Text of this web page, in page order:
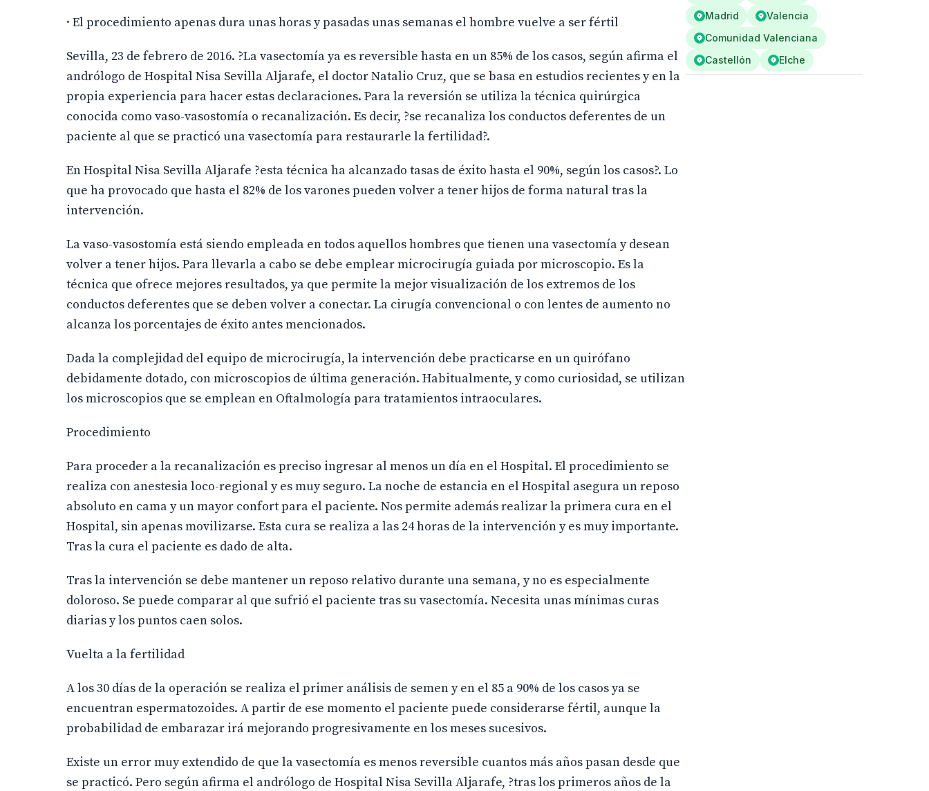
· El procedimiento apenas dura unas horas y pasadas unas semanas el hombre vuelve a ser fértil
Sevilla, 23 de febrero de 2016. ?La vasectomía ya es reversible hasta en un 85% de los casos, según afirma el
andrólogo de Hospital Nisa Sevilla Aljarafe, el doctor Natalio Cruz, que se basa en estudios recientes y en la
propia experiencia para hacer estas declaraciones. Para la reversión se utiliza la técnica quirúrgica
conocida como vaso-vasostomía o recanalización. Es decir, ?se recanaliza los conductos deferentes de un
paciente al que se practicó una vasectomía para restaurarle la fertilidad?.
En Hospital Nisa Sevilla Aljarafe ?esta técnica ha alcanzado tasas de éxito hasta el 90%, según los casos?. Lo
que ha provocado que hasta el 82% de los varones pueden volver a tener hijos de forma natural tras la
intervención.
La vaso-vasostomía está siendo empleada en todos aquellos hombres que tienen una vasectomía y desean
volver a tener hijos. Para llevarla a cabo se debe emplear microcirugía guiada por microscopio. Es la
técnica que ofrece mejores resultados, ya que permite la mejor visualización de los extremos de los
conductos deferentes que se deben volver a conectar. La cirugía convencional o con lentes de aumento no
alcanza los porcentajes de éxito antes mencionados.
Dada la complejidad del equipo de microcirugía, la intervención debe practicarse en un quirófano
debidamente dotado, con microscopios de última generación. Habitualmente, y como curiosidad, se utilizan
los microscopios que se emplean en Oftalmología para tratamientos intraoculares.
Procedimiento
Para proceder a la recanalización es preciso ingresar al menos un día en el Hospital. El procedimiento se
realiza con anestesia loco-regional y es muy seguro. La noche de estancia en el Hospital asegura un reposo
absoluto en cama y un mayor confort para el paciente. Nos permite además realizar la primera cura en el
Hospital, sin apenas movilizarse. Esta cura se realiza a las 24 horas de la intervención y es muy importante.
Tras la cura el paciente es dado de alta.
Tras la intervención se debe mantener un reposo relativo durante una semana, y no es especialmente
doloroso. Se puede comparar al que sufrió el paciente tras su vasectomía. Necesita unas mínimas curas
diarias y los puntos caen solos.
Vuelta a la fertilidad
A los 30 días de la operación se realiza el primer análisis de semen y en el 85 a 90% de los casos ya se
encuentran espermatozoides. A partir de ese momento el paciente puede considerarse fértil, aunque la
probabilidad de embarazar irá mejorando progresivamente en los meses sucesivos.
Existe un error muy extendido de que la vasectomía es menos reversible cuantos más años pasan desde que
se practicó. Pero según afirma el andrólogo de Hospital Nisa Sevilla Aljarafe, ?tras los primeros años de la
Madrid
Valencia
Comunidad Valenciana
Castellón
Elche